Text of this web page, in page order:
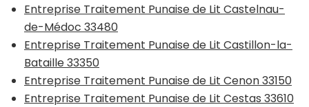
Entreprise Traitement Punaise de Lit Castelnau-
de-Médoc 33480
Entreprise Traitement Punaise de Lit Castillon-la-
Bataille 33350
Entreprise Traitement Punaise de Lit Cenon 33150
Entreprise Traitement Punaise de Lit Cestas 33610